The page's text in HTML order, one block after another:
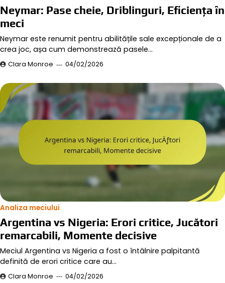
Neymar: Pase cheie, Driblinguri, Eficiența în
meci
Neymar este renumit pentru abilitățile sale excepționale de a
crea joc, așa cum demonstrează pasele…
Clara Monroe 04/02/2026
Analiza meciului
Argentina vs Nigeria: Erori critice, Jucători
remarcabili, Momente decisive
Meciul Argentina vs Nigeria a fost o întâlnire palpitantă
definită de erori critice care au…
Clara Monroe 04/02/2026